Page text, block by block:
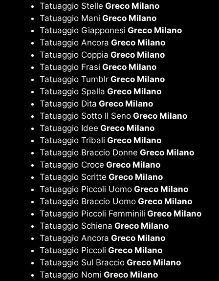
Tatuaggio Stelle Greco Milano
Tatuaggio Mani Greco Milano
Tatuaggio Giapponesi Greco Milano
Tatuaggio Ancora Greco Milano
Tatuaggio Coppia Greco Milano
Tatuaggio Frasi Greco Milano
Tatuaggio Tumblr Greco Milano
Tatuaggio Spalla Greco Milano
Tatuaggio Dita Greco Milano
Tatuaggio Sotto Il Seno Greco Milano
Tatuaggio Idee Greco Milano
Tatuaggio Tribali Greco Milano
Tatuaggio Braccio Donne Greco Milano
Tatuaggio Croce Greco Milano
Tatuaggio Scritte Greco Milano
Tatuaggio Piccoli Uomo Greco Milano
Tatuaggio Braccio Uomo Greco Milano
Tatuaggio Piccoli Femminili Greco Milano
Tatuaggio Schiena Greco Milano
Tatuaggio Ancora Greco Milano
Tatuaggio Piccoli Greco Milano
Tatuaggio Sul Braccio Greco Milano
Tatuaggio Nomi Greco Milano